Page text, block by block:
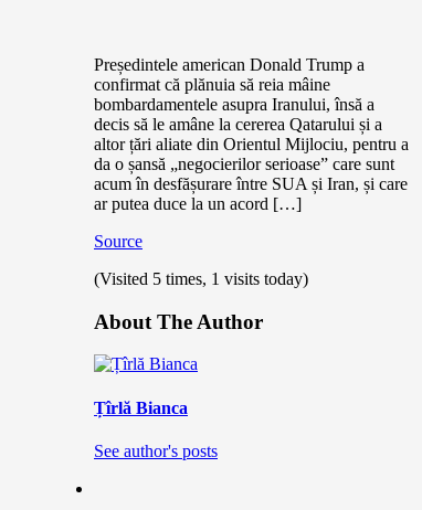
Președintele american Donald Trump a
confirmat că plănuia să reia mâine
bombardamentele asupra Iranului, însă a
decis să le amâne la cererea Qatarului și a
altor țări aliate din Orientul Mijlociu, pentru a
da o șansă „negocierilor serioase” care sunt
acum în desfășurare între SUA și Iran, și care
ar putea duce la un acord […]
Source
(Visited 5 times, 1 visits today)
About The Author
Țîrlă Bianca
See author's posts